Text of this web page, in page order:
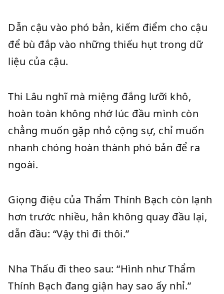
Dẫn cậu vào phó bản, kiếm điểm cho cậu
để bù đắp vào những thiếu hụt trong dữ
liệu của cậu.
Thi Lâu nghĩ mà miệng đắng lưỡi khô,
hoàn toàn không nhớ lúc đầu mình còn
chẳng muốn gặp nhỏ cộng sự, chỉ muốn
nhanh chóng hoàn thành phó bản để ra
ngoài.
Giọng điệu của Thẩm Thính Bạch còn lạnh
hơn trước nhiều, hắn không quay đầu lại,
dẫn đầu: “Vậy thì đi thôi.”
Nha Thấu đi theo sau: “Hình như Thẩm
Thính Bạch đang giận hay sao ấy nhỉ.”